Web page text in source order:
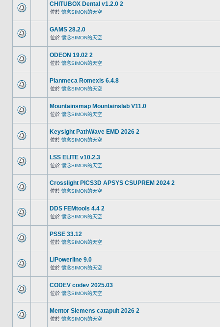
CHITUBOX Dental v1.2.0 2
位於 懷念SIMON的天空
GAMS 28.2.0
位於 懷念SIMON的天空
ODEON 19.02 2
位於 懷念SIMON的天空
Planmeca Romexis 6.4.8
位於 懷念SIMON的天空
Mountainsmap Mountainslab V11.0
位於 懷念SIMON的天空
Keysight PathWave EMD 2026 2
位於 懷念SIMON的天空
LSS ELITE v10.2.3
位於 懷念SIMON的天空
Crosslight PICS3D APSYS CSUPREM 2024 2
位於 懷念SIMON的天空
DDS FEMtools 4.4 2
位於 懷念SIMON的天空
PSSE 33.12
位於 懷念SIMON的天空
LiPowerline 9.0
位於 懷念SIMON的天空
CODEV codev 2025.03
位於 懷念SIMON的天空
Mentor Siemens catapult 2026 2
位於 懷念SIMON的天空